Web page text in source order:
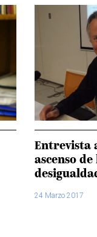
Entrevista
ascenso de
24 Marzo 2017